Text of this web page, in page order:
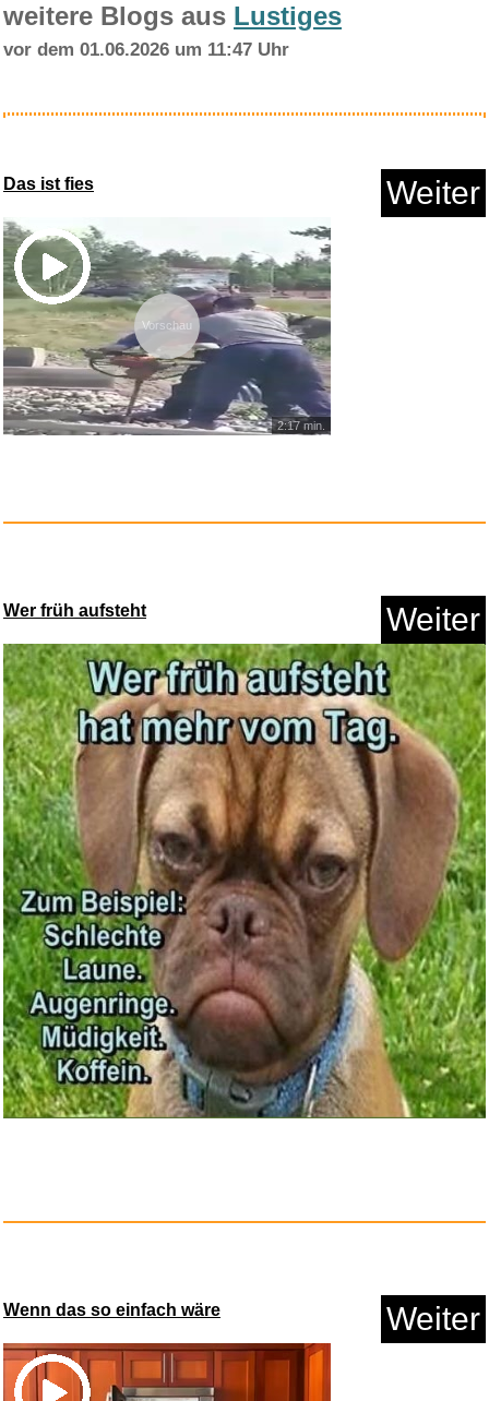
Anzeige
LUCHSURY Schlüsselanh&aum...
Anzeige
weitere Blogs aus Lustiges
vor dem 01.06.2026 um 11:47 Uhr
Das ist fies Weiter
Vorschau
2:17 min.
Wer früh aufsteht Weiter
Wenn das so einfach wäre Weiter